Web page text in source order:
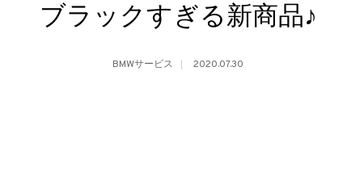
ブラックすぎる新商品♪
BMWサービス 2020.07.30